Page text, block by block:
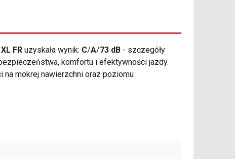
FR uzyskała wynik: C/A/73 dB - szczegóły
komfortu i efektywności jazdy.
mokrej nawierzchni oraz poziomu